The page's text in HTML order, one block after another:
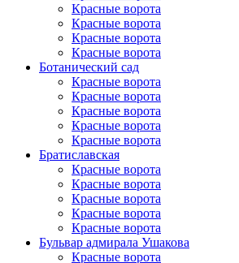
Красные ворота
Красные ворота
Красные ворота
Красные ворота
Ботанический сад
Красные ворота
Красные ворота
Красные ворота
Красные ворота
Красные ворота
Братиславская
Красные ворота
Красные ворота
Красные ворота
Красные ворота
Красные ворота
Бульвар адмирала Ушакова
Красные ворота